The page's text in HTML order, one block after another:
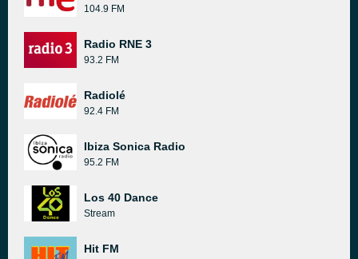
104.9 FM
Radio RNE 3
93.2 FM
Radiolé
92.4 FM
Ibiza Sonica Radio
95.2 FM
Los 40 Dance
Stream
Hit FM